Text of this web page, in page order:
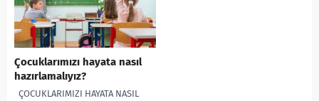
Çocuklarımızı hayata nasıl
hazırlamalıyız?
ÇOCUKLARIMIZI HAYATA NASIL